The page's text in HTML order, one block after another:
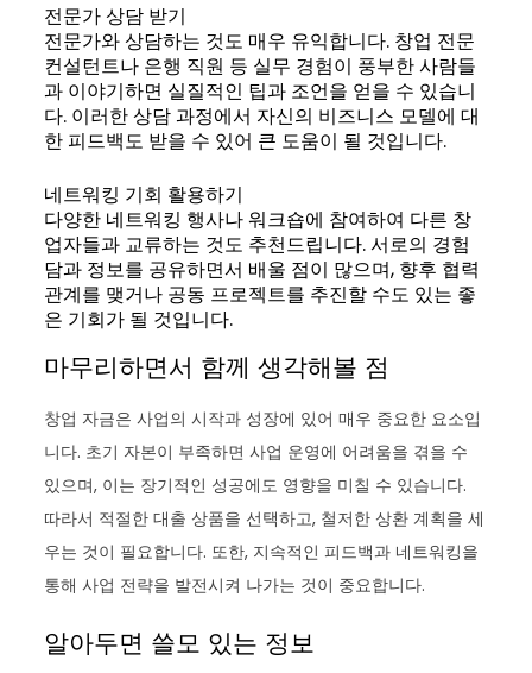
전문가 상담 받기
전문가와 상담하는 것도 매우 유익합니다. 창업 전문
컨설턴트나 은행 직원 등 실무 경험이 풍부한 사람들
과 이야기하면 실질적인 팁과 조언을 얻을 수 있습니
다. 이러한 상담 과정에서 자신의 비즈니스 모델에 대
한 피드백도 받을 수 있어 큰 도움이 될 것입니다.
네트워킹 기회 활용하기
다양한 네트워킹 행사나 워크숍에 참여하여 다른 창
업자들과 교류하는 것도 추천드립니다. 서로의 경험
담과 정보를 공유하면서 배울 점이 많으며, 향후 협력
관계를 맺거나 공동 프로젝트를 추진할 수도 있는 좋
은 기회가 될 것입니다.
마무리하면서 함께 생각해볼 점
창업 자금은 사업의 시작과 성장에 있어 매우 중요한 요소입
니다. 초기 자본이 부족하면 사업 운영에 어려움을 겪을 수
있으며, 이는 장기적인 성공에도 영향을 미칠 수 있습니다.
따라서 적절한 대출 상품을 선택하고, 철저한 상환 계획을 세
우는 것이 필요합니다. 또한, 지속적인 피드백과 네트워킹을
통해 사업 전략을 발전시켜 나가는 것이 중요합니다.
알아두면 쓸모 있는 정보